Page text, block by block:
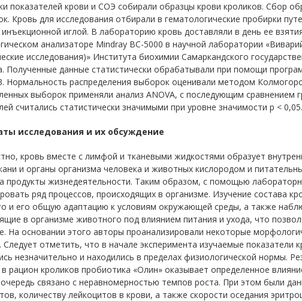
показателей крови и СОЭ собирали образцы крови кроликов. Сбор
Кровь для исследования отбирали в гематологические пробирки
иглой. В лабораторию кровь доставляли в день ее
анализаторе Mindray BC-5000 в научной лаборатории
исследования)» Института биохимии Самаркандского
Полученные данные статистически обрабатывали при помощи
Нормальность распределения выборок оценивали методом
выборок применяли анализ ANOVA, с последующим сравнением
считались статистически значимыми при уровне значимости p < 0,05.
исследования и их обсуждение
кровь вместе с лимфой и тканевыми жидкостями образует
и органы организма человека и животных кислородом и
продукты жизнедеятельности. Таким образом, с помощью
ряд процессов, происходящих в организме. Изучение состава
и его общую адаптацию к условиям окружающей среды, а также
в организме животного под влиянием питания и ухода, что
На основании этого авторы проанализировали некоторые
Следует отметить, что в начале эксперимента изучаемые показатели
незначительно и находились в пределах физиологической нормы.
рацион кроликов пробиотика «Олин» оказывает определенное
связано с неравномерностью темпов роста. При этом были
количеству лейкоцитов в крови, а также скорости оседания